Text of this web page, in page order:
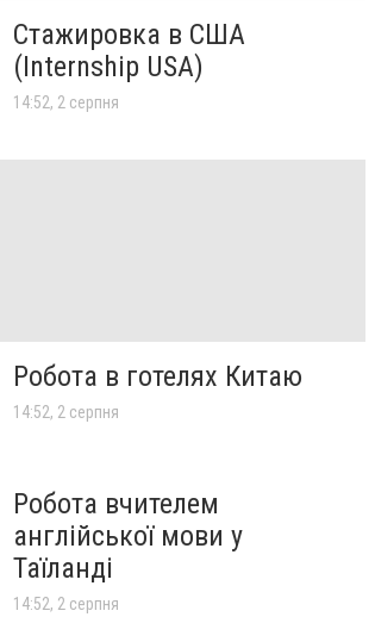
Стажировка в США
(Internship USA)
14:52, 2 серпня
Робота в готелях Китаю
14:52, 2 серпня
Робота вчителем
англійської мови у
Таїланді
14:52, 2 серпня